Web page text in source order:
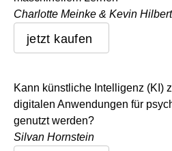
Charlotte Meinke & Kevin Hilbert
jetzt kaufen
Kann künstliche Intelligenz (KI)
digitalen Anwendungen für
genutzt werden?
Silvan Hornstein